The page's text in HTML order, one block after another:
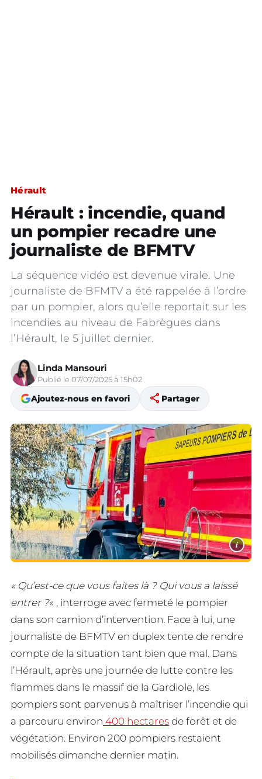
Hérault
Hérault : incendie, quand
un pompier recadre une
journaliste de BFMTV
La séquence vidéo est devenue virale. Une
journaliste de BFMTV a été rappelée à l’ordre
par un pompier, alors qu’elle reportait sur les
incendies au niveau de Fabrègues dans
l’Hérault, le 5 juillet dernier.
Linda Mansouri
Publié le 07/07/2025 à 15h02
Ajoutez-nous en favori share Partager
i
« Qu’est-ce que vous faites là ? Qui vous a laissé
entrer ?« , interroge avec fermeté le pompier
dans son camion d’intervention. Face à lui, une
journaliste de BFMTV en duplex tente de rendre
compte de la situation tant bien que mal. Dans
l’Hérault, après une journée de lutte contre les
flammes dans le massif de la Gardiole, les
pompiers sont parvenus à maîtriser l’incendie qui
a parcouru environ 400 hectares de forêt et de
végétation. Environ 200 pompiers restaient
mobilisés dimanche dernier matin.